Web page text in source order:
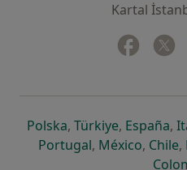
Kartal
yeni
Polskayeni bir sekmede
, Türkiyeyeni bir
, España,
Portugalyeni bir
, Méxicoyeni
, Chile,